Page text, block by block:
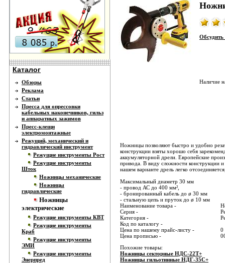
Каталог
Обзоры
Реклама
Статьи
Пресса для опрессовки
кабельных наконечников, гильз
и аппаратных зажимов
Пресс-клещи
электромонтажные
Режущий, механический и
гидравлический инструмент
Режущие инструменты Рост
Режущие инструменты
Шток
Ножницы механические
Ножницы
гидравлические
Ножницы
электрические
Режущие инструменты КВТ
Режущие инструменты
Краб
Режущие инструменты
ЭМИ
Режущие инструменты
Энерпред
Обсудить
Наличие
Ножницы позволяют быстро и удобно
конструкции взяты хорошо себя
аккумуляторной дрели. Европейские
привода. В виду сложности конструкции
нашем варианте дрель легко
Максимальный диаметр 30 мм
- провод АС до 400 мм²,
- бронированный кабель до ø 30 мм
- стальную цепь и пруток до ø 10 мм
Наименование товара -
Серия -
Категория -
Код по каталогу -
Цена по нашему прайс-листу -
0
Цена прописью -
Похожие товары:
Ножницы секторные НДС-22Т+
Ножницы гильотинные НДГ-35С+